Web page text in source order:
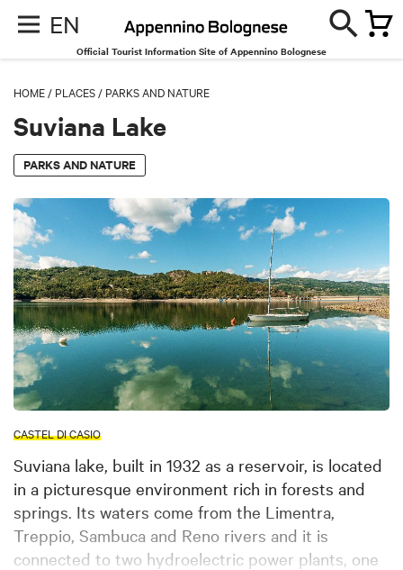
EN
Official Tourist Information Site of Appennino Bolognese
HOME / PLACES / PARKS AND NATURE
Suviana Lake
PARKS AND NATURE
CASTEL DI CASIO
Suviana lake, built in 1932 as a reservoir, is located
in a picturesque environment rich in forests and
springs. Its waters come from the Limentra,
Treppio, Sambuca and Reno rivers and it is
connected to two hydroelectric power plants, one